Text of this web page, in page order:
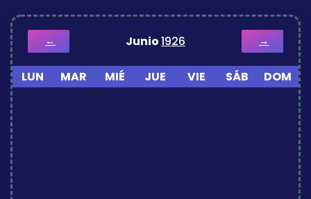
← Junio1926 →
LUN MAR MIÉ JUE VIE SÁB DOM